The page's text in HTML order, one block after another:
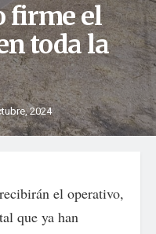
firme el
toda la
2024
el operativo,
que ya han